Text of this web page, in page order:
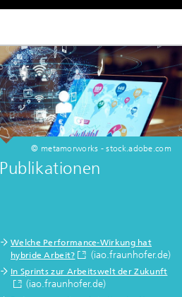
© metamorworks - stock.adobe.com
Publikationen
Welche Performance-Wirkung hat
hybride Arbeit?
(iao.fraunhofer.de)
In Sprints zur Arbeitswelt der Zukunft
(iao.fraunhofer.de)